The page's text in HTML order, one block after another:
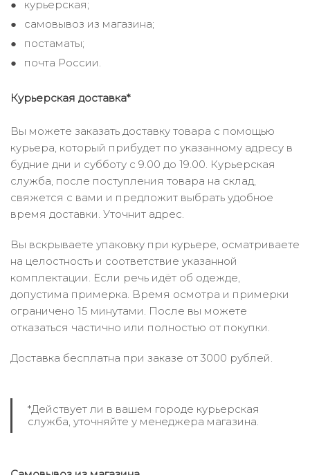
курьерская;
самовывоз из магазина;
постаматы;
почта России.
Курьерская доставка*
Вы можете заказать доставку товара с помощью
курьера, который прибудет по указанному адресу в
будние дни и субботу с 9.00 до 19.00. Курьерская
служба, после поступления товара на склад,
свяжется с вами и предложит выбрать удобное
время доставки. Уточнит адрес.
Вы вскрываете упаковку при курьере, осматриваете
на целостность и соответствие указанной
комплектации. Если речь идёт об одежде,
допустима примерка. Время осмотра и примерки
ограничено 15 минутами. После вы можете
отказаться частично или полностью от покупки.
Доставка бесплатна при заказе от 3000 рублей.
*Действует ли в вашем городе курьерская
служба, уточняйте у менеджера магазина.